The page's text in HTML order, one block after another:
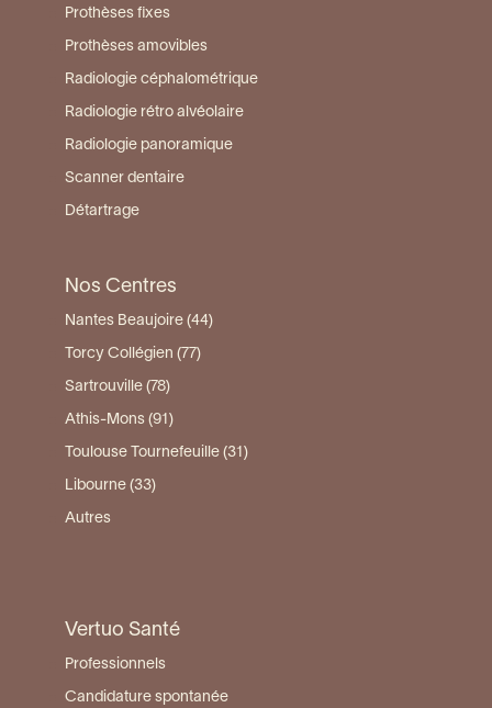
Prothèses fixes
Prothèses amovibles
Radiologie céphalométrique
Radiologie rétro alvéolaire
Radiologie panoramique
Scanner dentaire
Détartrage
Nos Centres
Nantes Beaujoire (44)
Torcy Collégien (77)
Sartrouville (78)
Athis-Mons (91)
Toulouse Tournefeuille (31)
Libourne (33)
Autres
Vertuo Santé
Professionnels
Candidature spontanée